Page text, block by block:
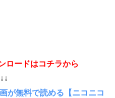
ロードはコチラから
が無料で読める【ニコニコ